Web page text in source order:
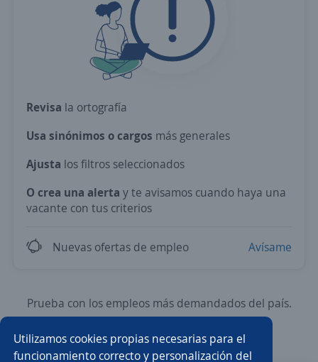
Utilizamos cookies propias necesarias para el
funcionamiento correcto y personalización del
Revisa la ortografía
Usa sinónimos o cargos más generales
Ajusta los filtros seleccionados
O crea una alerta y te avisamos cuando haya una
vacante con tus criterios
Nuevas ofertas de empleo Avísame
Prueba con los empleos más demandados del país.
Ejecutivo/a de ventas Asesor/a de ventas